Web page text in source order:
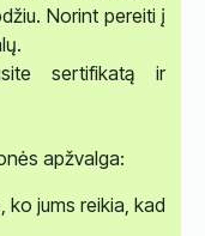
Norint pereiti į
sertifikatą ir
apžvalga:
ko jums reikia, kad